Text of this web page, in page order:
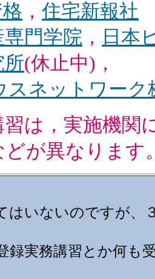
， 住宅新報社
門学院 ， 日本
所(休止中)，
スネットワーク
は，実施機関
どが異なります
はいないのですが、
録実務講習とか何も